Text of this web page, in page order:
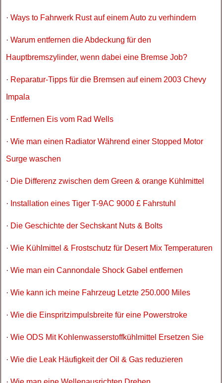
· Ways to Fahrwerk Rust auf einem Auto zu verhindern
· Warum entfernen die Abdeckung für den
Hauptbremszylinder, wenn dabei eine Bremse Job?
· Reparatur-Tipps für die Bremsen auf einem 2003 Chevy
Impala
· Entfernen Eis vom Rad Wells
· Wie man einen Radiator Während einer Stopped Motor
Surge waschen
· Die Differenz zwischen dem Green & orange Kühlmittel
· Installation eines Tiger T-9AC 9000 £ Fahrstuhl
· Die Geschichte der Sechskant Nuts & Bolts
· Wie Kühlmittel & Frostschutz für Desert Mix Temperaturen
· Wie man ein Cannondale Shock Gabel entfernen
· Wie kann ich meine Fahrzeug Letzte 250.000 Miles
· Wie die Einspritzimpulsbreite für eine Powerstroke
· Wie ODS Mit Kohlenwasserstoffkühlmittel Ersetzen Sie
· Wie die Leak Häufigkeit der Oil & Gas reduzieren